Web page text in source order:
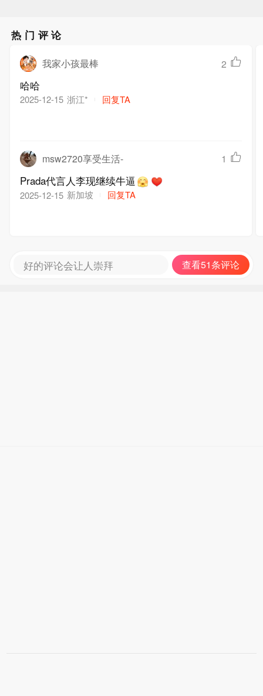
热门评论
我家小孩最棒 2
哈哈
2025-12-15 浙江* 回复TA
msw2720享受生活- 1
Prada代言人李现继续牛逼
2025-12-15 新加坡 回复TA
好的评论会让人崇拜 查看51条评论